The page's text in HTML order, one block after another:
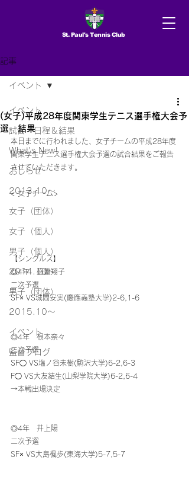
St. Paul's Tennis Club
記事
イベント
試合 日程＆結果
What's New!
おしらせ
2013.10〜
女子（団体）
女子（個人）
男子（個人）
2014.10〜
男子（団体）
2015.10～
イベント
監督ブログ
イベント
(女子)平成28年度関東学生テニス選手権大会予
選 結果
本日までに行われました、女子チームの平成28年度
関東学生テニス選手権大会予選の試合結果をご報告
させていただきます。
< 女子チーム>
【シングルス】
◎4年　盛重翔子
二次予選
SF× VS城間安実(慶應義塾大学)2-6,1-6
◎4年　根本奈々
二次予選
SF◯ VS塩ノ谷未樹(駒沢大学)6-2,6-3
F◯ VS大友結生(山梨学院大学)6-2,6-4
→本戦出場決定
◎4年　井上陽
二次予選
SF× VS大島楓歩(東海大学)5-7,5-7